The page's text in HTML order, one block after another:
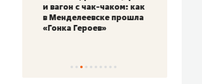
и вагон с чак-чаком: как
в Менделеевске прошла
«Гонка Героев»